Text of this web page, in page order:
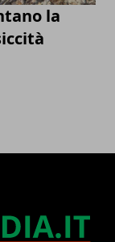
la